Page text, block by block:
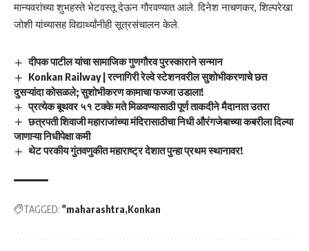
मान्यवरांच्या शुभहस्ते भेटवस्तू देऊन गौरवण्यात आले. दिनेश नाचणकर, शिल्परेखा
जोशी यांच्यासह विद्यार्थ्यांनीही सूत्रसंचालन केले.
दीपक पाटील यांचा सामाजिक गुणगौरव पुरस्काराने सन्मान
Konkan Railway | रत्नागिरी रेल्वे स्टेशनवरील सुशोभीकरणाचे छत
दुसऱ्यांदा कोसळले; सुशोभीकरण कामाचा फज्जा उडाला!
प्रत्येक बूथवर ५१ टक्के मते मिळवण्यासाठी पूर्ण ताकदीने मैदानात उतरा
छत्रपती शिवाजी महाराजांच्या मंदिरासाठीचा निधी औरंगजेबाच्या कबरीला दिल्या
जाणाऱ्या निधीपेक्षा कमी
थेट परकीय गुंतवणुकीत महाराष्ट्र देशात पुन्हा प्रथम स्थानावर!
TAGGED: "maharashtra Konkan